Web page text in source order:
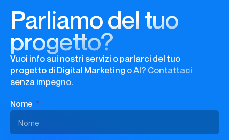
Parliamo del tuo
progetto?
Vuoi info sui nostri servizi o parlarci del tuo
progetto di Digital Marketing o AI? Contattaci
senza impegno.
Nome